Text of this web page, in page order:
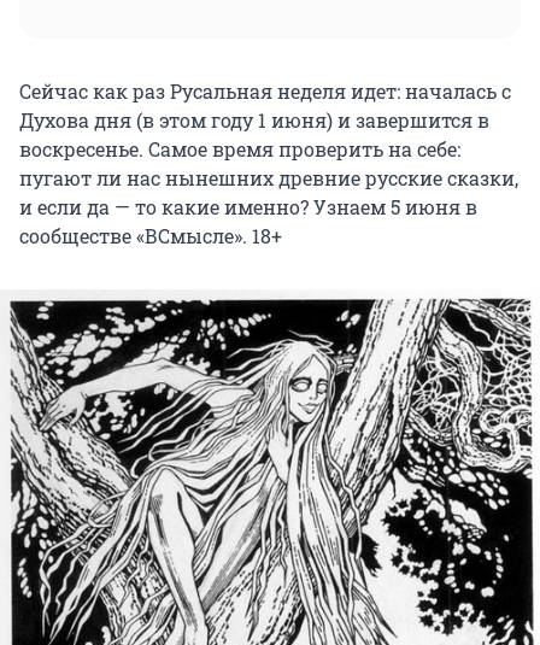
Сейчас как раз Русальная неделя идет: началась с
Духова дня (в этом году 1 июня) и завершится в
воскресенье. Самое время проверить на себе:
пугают ли нас нынешних древние русские сказки,
и если да — то какие именно? Узнаем 5 июня в
сообществе «ВСмысле». 18+